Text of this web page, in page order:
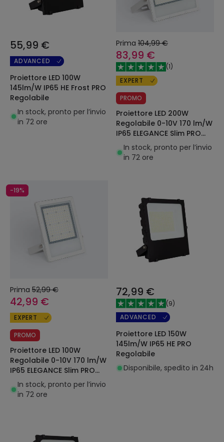
55,99 €
ADVANCED
Proiettore LED 100W
145lm/W IP65 HE Frost PRO
Regolabile
In stock, pronto per l’invio
in 72 ore
Prima 104,99 €
83,99 €
(1)
EXPERT
PROMO
Proiettore LED 200W
Regolabile 0-10V 170 lm/W
IP65 ELEGANCE Slim PRO
Bianco
In stock, pronto per l’invio
in 72 ore
-19%
Prima 52,99 €
42,99 €
EXPERT
PROMO
Proiettore LED 100W
Regolabile 0-10V 170 lm/W
IP65 ELEGANCE Slim PRO
Bianco
In stock, pronto per l’invio
in 72 ore
72,99 €
(9)
ADVANCED
Proiettore LED 150W
145lm/W IP65 HE PRO
Regolabile
Disponibile, spedito in 24h